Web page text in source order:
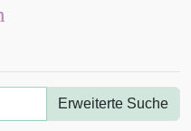
Erweiterte Suche